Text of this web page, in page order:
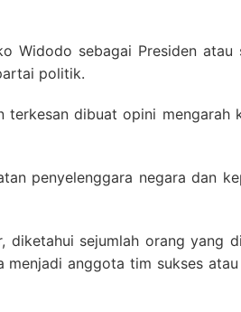
Widodo sebagai Presiden
politik.
terkesan dibuat opini
penyelenggara negara dan
diketahui sejumlah orang yang
anggota tim sukses